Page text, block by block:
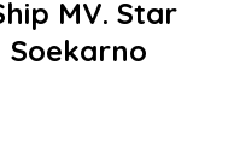
MV. Star
Soekarno